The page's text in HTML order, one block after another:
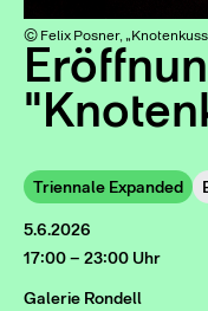
Triennale Expanded
5.6.2026
17:00 – 23:00 Uhr
Galerie Rondell
© Felix Posner,